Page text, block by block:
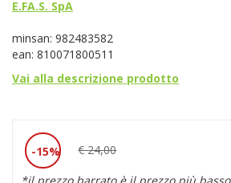
E.FA.S. SpA
minsan: 982483582
ean: 810071800511
Vai alla descrizione prodotto
Sconto
15% € 24,00